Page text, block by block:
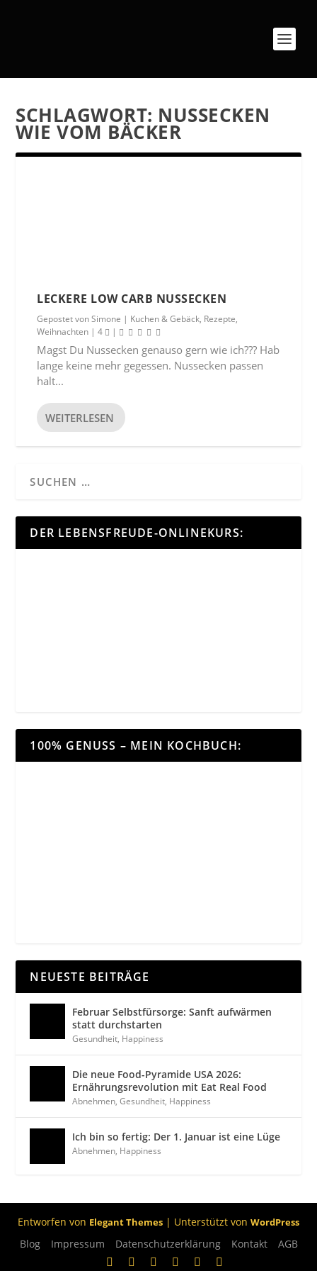
SCHLAGWORT: NUSSECKEN
WIE VOM BÄCKER
LECKERE LOW CARB NUSSECKEN
Gepostet vonSimone | Kuchen & Gebäck, Rezepte,
Weihnachten |4 |
Magst Du Nussecken genauso gern wie ich??? Hab
lange keine mehr gegessen. Nussecken passen
halt...
WEITERLESEN
DER LEBENSFREUDE-ONLINEKURS:
100% GENUSS – MEIN KOCHBUCH:
NEUESTE BEITRÄGE
Februar Selbstfürsorge: Sanft aufwärmen
statt durchstarten
Gesundheit, Happiness
Die neue Food-Pyramide USA 2026:
Ernährungsrevolution mit Eat Real Food
Abnehmen,Gesundheit, Happiness
Ich bin so fertig: Der 1. Januar ist eine Lüge
Abnehmen, Happiness
Entworfen von Elegant Themes | Unterstützt von WordPress
Blog Impressum Datenschutzerklärung Kontakt AGB